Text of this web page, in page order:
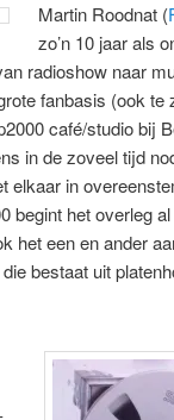
Martin Roodnat (
zo’n 10 jaar als
radioshow naar
fanbasis (ook te
café/studio bij
in de zoveel tijd
elkaar in
begint het overleg
het een en ander
bestaat uit